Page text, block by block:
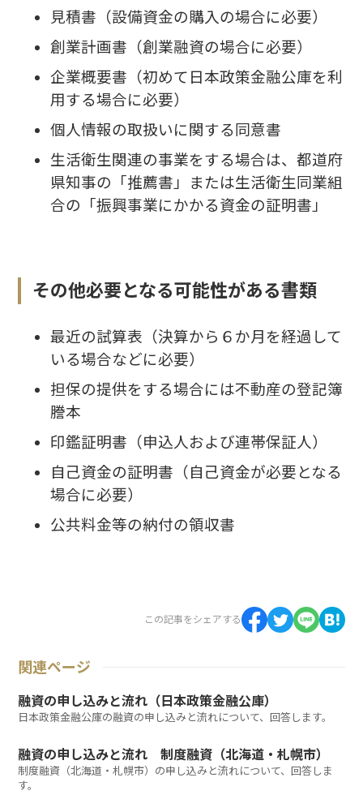
見積書（設備資金の購入の場合に必要）
創業計画書（創業融資の場合に必要）
企業概要書（初めて日本政策金融公庫を利
用する場合に必要）
個人情報の取扱いに関する同意書
生活衛生関連の事業をする場合は、都道府
県知事の「推薦書」または生活衛生同業組
合の「振興事業にかかる資金の証明書」
その他必要となる可能性がある書類
最近の試算表（決算から６か月を経過して
いる場合などに必要）
担保の提供をする場合には不動産の登記簿
謄本
印鑑証明書（申込人および連帯保証人）
自己資金の証明書（自己資金が必要となる
場合に必要）
公共料金等の納付の領収書
この記事をシェアする
関連ページ
融資の申し込みと流れ（日本政策金融公庫）
日本政策金融公庫の融資の申し込みと流れについて、回答します。
融資の申し込みと流れ 制度融資（北海道・札幌市）
制度融資（北海道・札幌市）の申し込みと流れについて、回答しま
す。